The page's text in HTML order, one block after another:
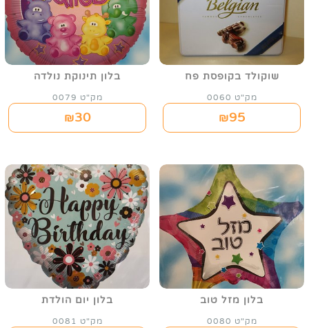
שוקולד בקופסת פח
מק"ט 0060
₪95
בלון תינוקת נולדה
מק"ט 0079
₪30
בלון מזל טוב
מק"ט 0080
בלון יום הולדת
מק"ט 0081